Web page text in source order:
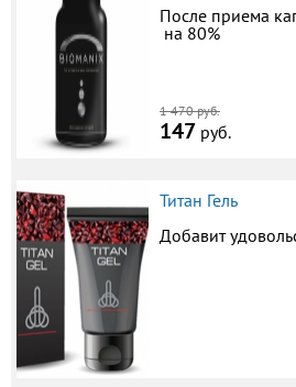
После приема
на 80%
1 470 руб.
147 руб.
Титан Гель
Добавит